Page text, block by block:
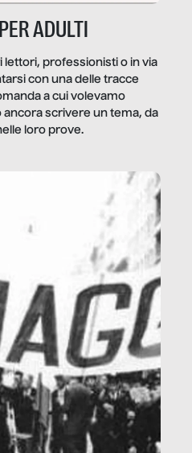
ADULTI
lettori, professionisti o in via
con una delle tracce
a cui volevamo
scrivere un tema, da
loro prove.